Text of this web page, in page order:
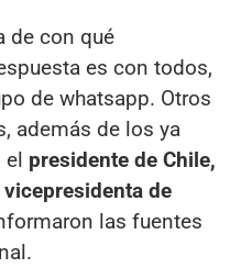
de con qué
es con todos,
de whatsapp. Otros
además de los ya
el presidente de Chile,
de
las fuentes